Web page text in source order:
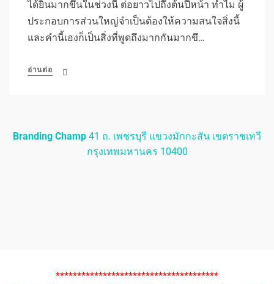
ได้ยินมากขึ้นในช่วงนี้ ต่อยาวไปถึงต้นปีหน้า ทำไม ผู้
ประกอบการส่วนใหญ่จำเป็นต้องให้ความสนใจสิ่งนี้
และคำนี้เองก็เป็นสิ่งที่พูดถึงมากกันมากขึ…
อ่านต่อ
Branding Champ 41 ถ. เพชรบุรี แขวงมักกะสัน เขตราชเทวี
กรุงเทพมหานคร 10400
**************************************